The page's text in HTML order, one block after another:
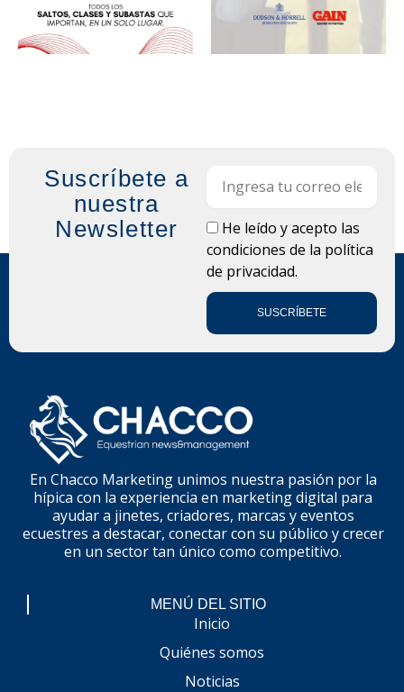
Suscríbete a
nuestra
Newsletter
LOPDHe leído y acepto las
condiciones de la política
de privacidad.
SUSCRÍBETE
En Chacco Marketing unimos nuestra pasión por la
hípica con la experiencia en marketing digital para
ayudar a jinetes, criadores, marcas y eventos
ecuestres a destacar, conectar con su público y crecer
en un sector tan único como competitivo.
MENÚ DEL SITIO
Inicio
Quiénes somos
Noticias